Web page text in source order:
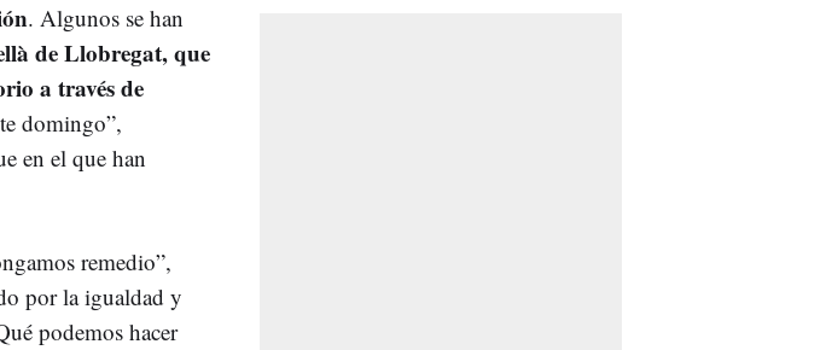
. Algunos se han
de Llobregat, que
a través de
domingo”,
en el que han
remedio”,
por la igualdad y
podemos hacer